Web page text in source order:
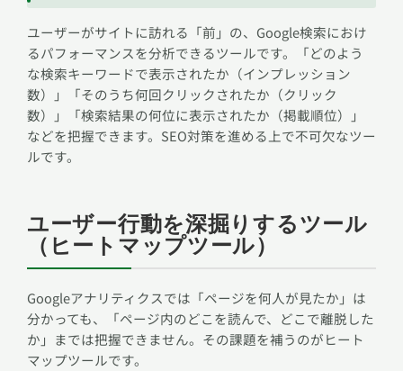
ユーザーがサイトに訪れる「前」の、Google検索におけ
るパフォーマンスを分析できるツールです。「どのよう
な検索キーワードで表示されたか（インプレッション
数）」「そのうち何回クリックされたか（クリック
数）」「検索結果の何位に表示されたか（掲載順位）」
などを把握できます。SEO対策を進める上で不可欠なツー
ルです。
ユーザー行動を深掘りするツール
（ヒートマップツール）
Googleアナリティクスでは「ページを何人が見たか」は
分かっても、「ページ内のどこを読んで、どこで離脱した
か」までは把握できません。その課題を補うのがヒート
マップツールです。